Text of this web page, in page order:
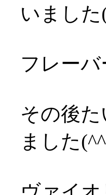
いました
フレー
その後
ました